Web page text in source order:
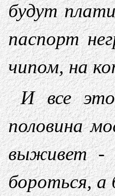
будут
паспорт
чипом, на
И все
половина
выживет -
бороться, а